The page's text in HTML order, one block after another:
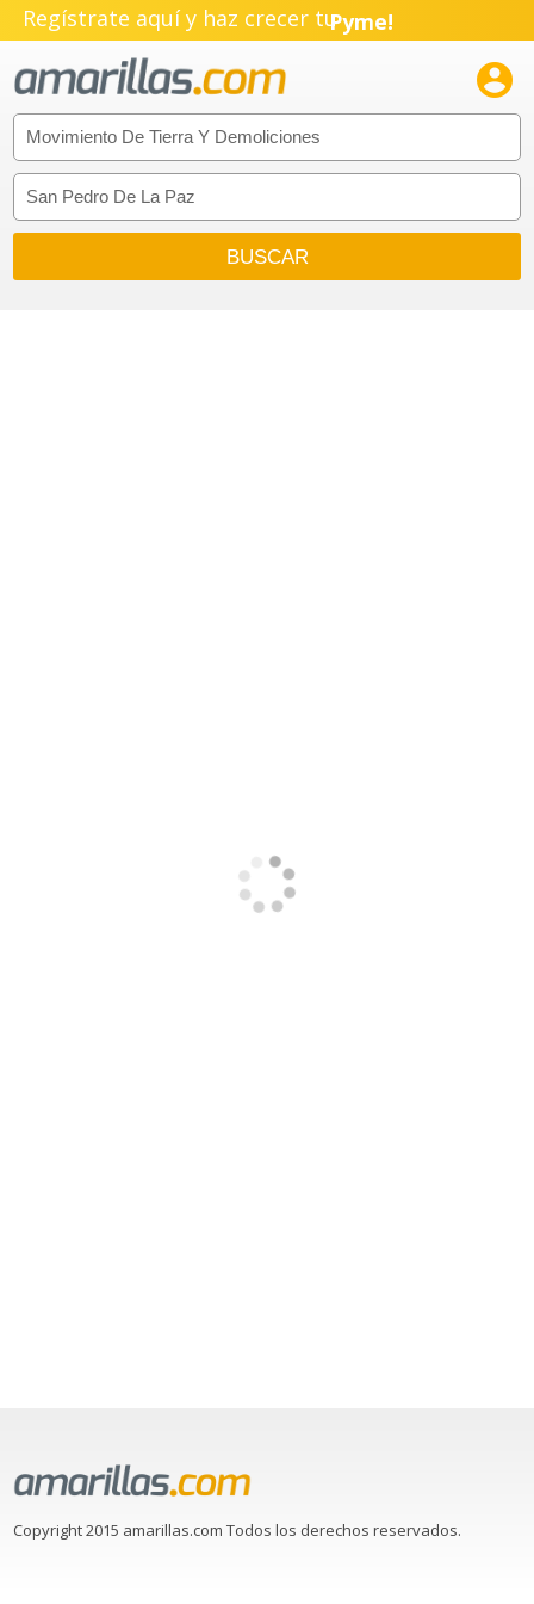
Regístrate aquí y haz crecer tuPyme!
Emprendimiento!

Copyright 2015 amarillas.com Todos los derechos reservados.